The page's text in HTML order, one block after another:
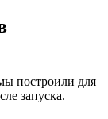
построили для
запуска.